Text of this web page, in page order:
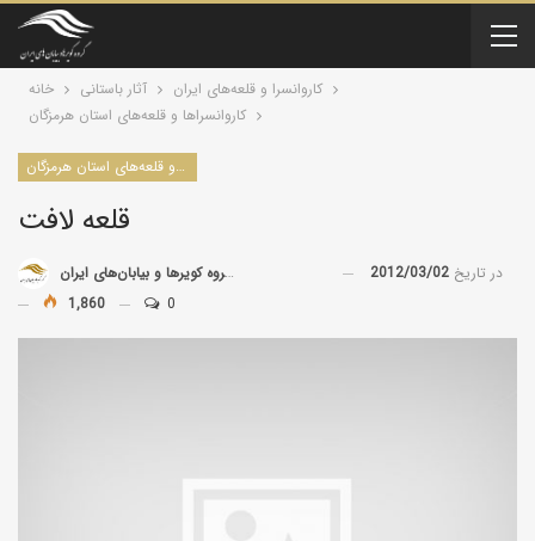
خانه آثار باستانی
کاروانسرا و قلعه‌های ایران
كاروانسراها و قلعه‌های استان هرمزگان
كاروانسراها و قلعه‌های استان هرمزگان
قلعه لافت
توسط گروه کویرها و بیابان‌های ایران در تاریخ 2012/03/02
1,860
0